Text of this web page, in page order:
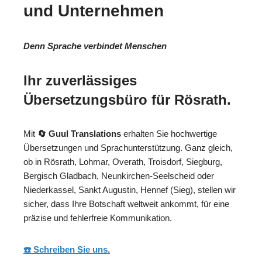
und Unternehmen
Denn Sprache verbindet Menschen
Ihr zuverlässiges
Übersetzungsbüro für Rösrath.
Mit 🔄 Guul Translations erhalten Sie hochwertige
Übersetzungen und Sprachunterstützung. Ganz gleich,
ob in Rösrath, Lohmar, Overath, Troisdorf, Siegburg,
Bergisch Gladbach, Neunkirchen-Seelscheid oder
Niederkassel, Sankt Augustin, Hennef (Sieg), stellen wir
sicher, dass Ihre Botschaft weltweit ankommt, für eine
präzise und fehlerfreie Kommunikation.
☎️ Schreiben Sie uns.